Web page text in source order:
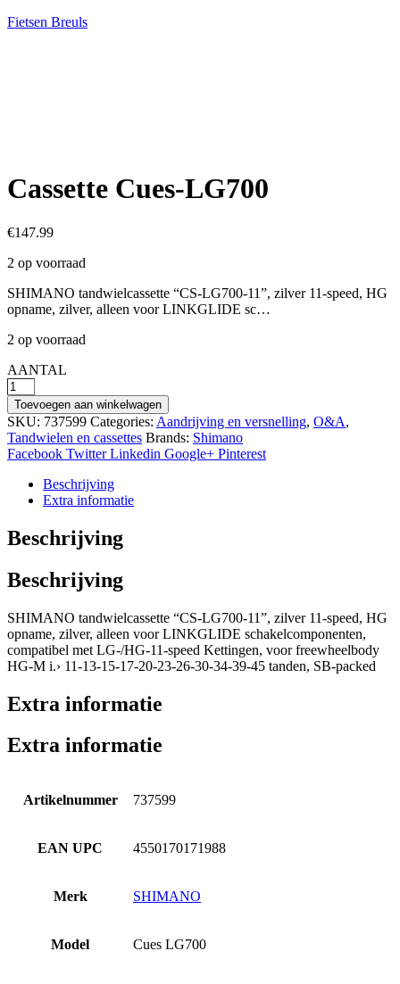
Fietsen Breuls
Cassette Cues-LG700
€147.99
2 op voorraad
SHIMANO tandwielcassette “CS-LG700-11”, zilver 11-speed, HG
opname, zilver, alleen voor LINKGLIDE sc…
2 op voorraad
AANTAL
Cassette
Cues-
LG700
aantal
Toevoegen aan winkelwagen
SKU: 737599 Categories: Aandrijving en versnelling, O&A,
Tandwielen en cassettes Brands: Shimano
Facebook Twitter Linkedin Google+ Pinterest
Beschrijving
Extra informatie
Beschrijving
Beschrijving
SHIMANO tandwielcassette “CS-LG700-11”, zilver 11-speed, HG
opname, zilver, alleen voor LINKGLIDE schakelcomponenten,
compatibel met LG-/HG-11-speed Kettingen, voor freewheelbody
HG-M i.› 11-13-15-17-20-23-26-30-34-39-45 tanden, SB-packed
Extra informatie
Extra informatie
Artikelnummer 737599
EAN UPC 4550170171988
Merk SHIMANO
Model Cues LG700